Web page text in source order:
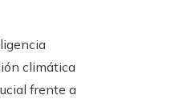
climática
frente a